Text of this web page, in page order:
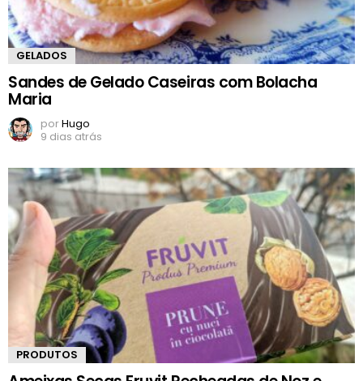
GELADOS
Sandes de Gelado Caseiras com Bolacha
Maria
porHugo
9 dias atrás
PRODUTOS